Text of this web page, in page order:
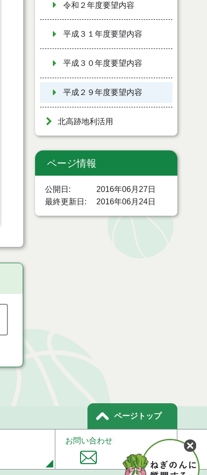
令和２年度要望内容
平成３１年度要望内容
平成３０年度要望内容
平成２９年度要望内容
北高跡地利活用
ページ情報
公開日
2016年06月27日
最終更新日
2016年06月24日
ページトップ
お問い合わせ